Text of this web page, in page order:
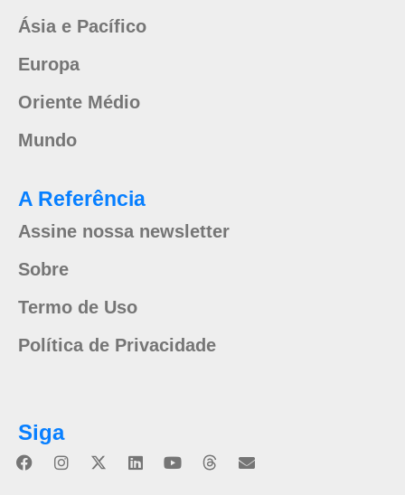
Ásia e Pacífico
Europa
Oriente Médio
Mundo
A Referência
Assine nossa newsletter
Sobre
Termo de Uso
Política de Privacidade
Siga